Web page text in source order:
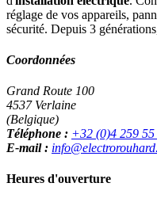
réglage de vos appareils,
sécurité. Depuis 3
Coordonnées
Grand Route 100
4537 Verlaine
(Belgique)
Téléphone : +32 (0)4 259 55
E-mail :
Heures d'ouverture